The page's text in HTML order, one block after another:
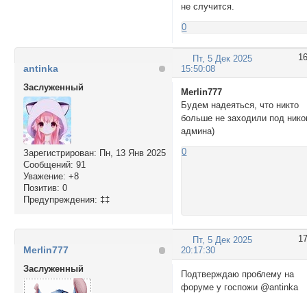
не случится.
0
16
Пт, 5 Дек 2025
15:50:08
antinka
Заслуженный
Зарегистрирован: Пн, 13 Янв 2025
Сообщений: 91
Уважение: +8
Позитив: 0
Предупреждения: ‡‡
Merlin777
Будем надеяться, что никто
больше не заходили под
админа)
0
17
Пт, 5 Дек 2025
20:17:30
Merlin777
Заслуженный
Подтверждаю проблему на
форуме у госпожи @antinka